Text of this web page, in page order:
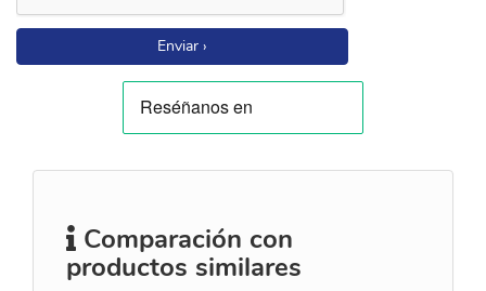
Enviar ›
Comparación con
productos similares